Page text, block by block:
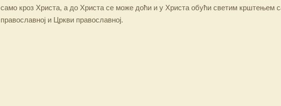
само кроз Христа, а до Христа се може доћи и у Христа обући светим крштењем
православној и Цркви православној.